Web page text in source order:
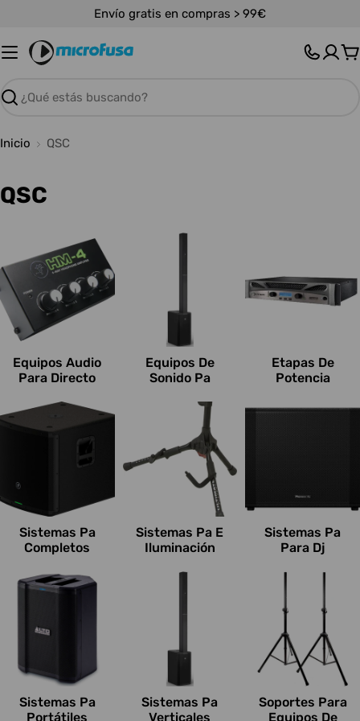
contenido
Envío gratis en compras > 99€
Buscar
Inicio QSC
C
e
c
c
n
QSC
Equipos Audio
Para Directo
Equipos De
Sonido Pa
Etapas De
Potencia
Sistemas Pa
Completos
Sistemas Pa E
Iluminación
Sistemas Pa
Para Dj
Sistemas Pa
Portátiles
Sistemas Pa
Verticales
Soportes Para
Equipos De